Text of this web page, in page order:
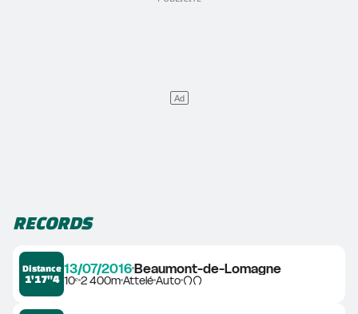
RECORDS
Distance
1'17"4
13/07/2016Beaumont-de-Lomagne
10ᵉ2 400mAtteléAuto